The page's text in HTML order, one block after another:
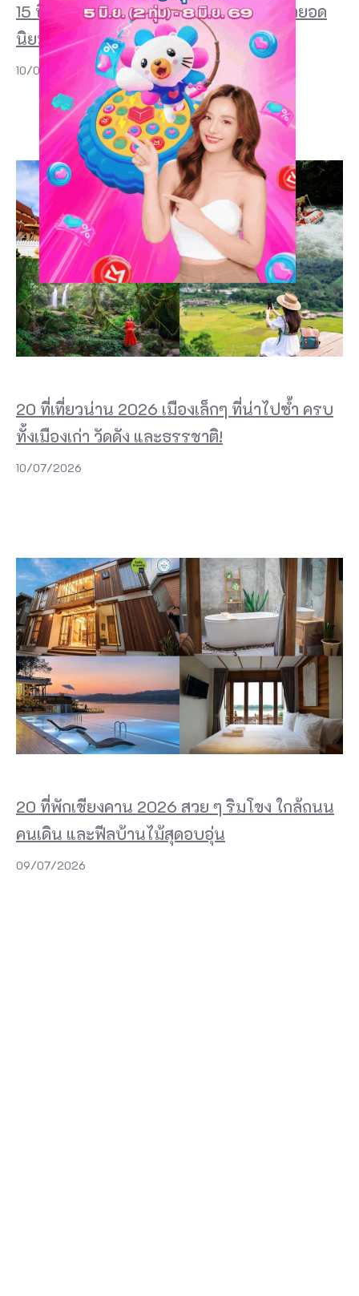
15 ที่เที่ยวเชียงคาน 2026 สถานที่ท่องเที่ยวยอด
นิยม จังหวัดเลย ที่เหมาะกับทุกสไตล์
10/07/2026
20 ที่เที่ยวน่าน 2026 เมืองเล็กๆ ที่น่าไปซ้ำ ครบ
ทั้งเมืองเก่า วัดดัง และธรรชาติ!
10/07/2026
20 ที่พักเชียงคาน 2026 สวย ๆ ริมโขง ใกล้ถนน
คนเดิน และฟีลบ้านไม้สุดอบอุ่น
09/07/2026